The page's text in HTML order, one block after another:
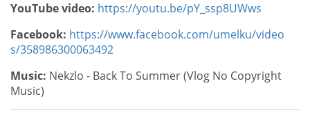
YouTube video: https://youtu.be/pY_ssp8UWws
Facebook: https://www.facebook.com/umelku/video
s/358986300063492
Music: Nekzlo - Back To Summer (Vlog No Copyright
Music)